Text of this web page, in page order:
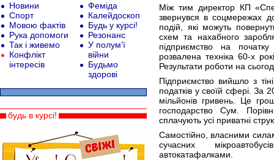
Між тим директор КП
звернувся в соцмережах
подій, які можуть
схем та нахабного
підприємство на
розвалена техніка 60-х
Результати роботи на
Підприємство вийшло з
податків у своїй сфері. За
мільйонів гривень. Це
господарство Сум.
сплачують усі приватні
Самостійно, власними
сучасних
автокатафалками.
Новини
Спорт
Мовою фактів
Рука допомоги
Так і живемо
Конфлікт
інтересів
Феміда
Калейдоскоп
Будь у курсі!
Резонанс
У полум’ї
війни
Будьмо
здорові
будь в курсі!